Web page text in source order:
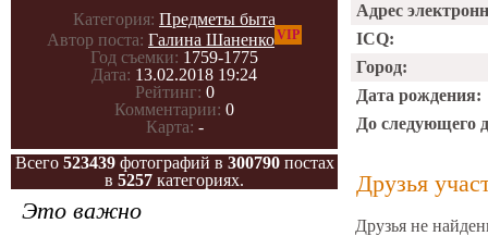
Категория: Предметы быта
Автор поста: Галина ШаненкоVIP
Год съемки: 1759-1775
Дата: 13.02.2018 19:24
Рейтинг: 0
Комментарии: 0
Карта: -
Всего 523439фотографий в 300790постах
в 5257 категориях.
Это важно
Адрес
ICQ:
Город:
Дата рождения:
До следующего
Друзья
Друзья не